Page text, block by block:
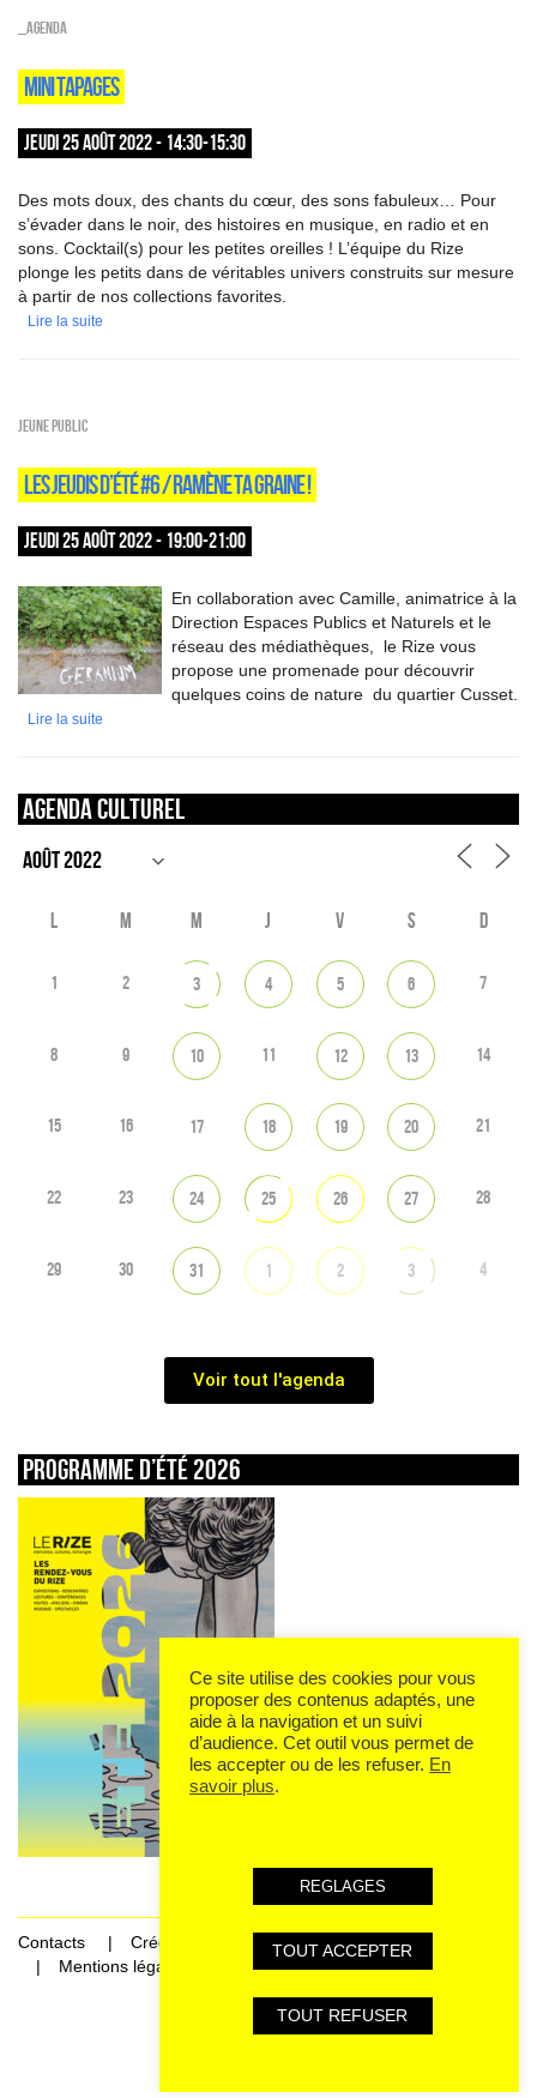
_Agenda
MINI TAPAGES
JEUDI 25 AOÛT 2022 - 14:30-15:30
Des mots doux, des chants du cœur, des sons fabuleux… Pour
s’évader dans le noir, des histoires en musique, en radio et en
sons. Cocktail(s) pour les petites oreilles ! L’équipe du Rize
plonge les petits dans de véritables univers construits sur mesure
à partir de nos collections favorites.
Lire la suite
Jeune public
LES JEUDIS D’ÉTÉ #6 / RAMÈNE TA GRAINE !
JEUDI 25 AOÛT 2022 - 19:00-21:00
En collaboration avec Camille, animatrice à la
Direction Espaces Publics et Naturels et le
réseau des médiathèques, le Rize vous
propose une promenade pour découvrir
quelques coins de nature du quartier Cusset.
Lire la suite
Agenda culturel
L M M J V S D
1 2 3 4 5 6 7
8 9 10 11 12 13 14
15 16 17 18 19 20 21
22 23 24 25 26 27 28
29 30 31 1 2 3 4
Voir tout l'agenda
Programme d’été 2026
Contacts
Crédits
Mentions légales et données personnelles
Ce site utilise des cookies pour vous
proposer des contenus adaptés, une
aide à la navigation et un suivi
d’audience. Cet outil vous permet de
les accepter ou de les refuser. En
savoir plus.
REGLAGES
TOUT ACCEPTER
TOUT REFUSER